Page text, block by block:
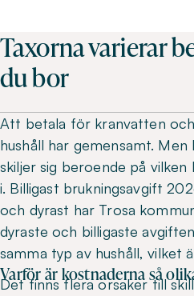
Taxorna varierar
du bor
Att betala för kranvatten
hushåll har gemensamt.
skiljer sig beroende på
i. Billigast brukningsavgift
och dyrast har Trosa
dyraste och billigaste
samma typ av hushåll, vilket
Varför är kostnaderna så
Det finns flera orsaker till